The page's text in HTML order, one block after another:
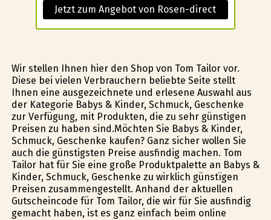
Jetzt zum Angebot von Rosen-direct
Wir stellen Ihnen hier den Shop von Tom Tailor vor.
Diese bei vielen Verbrauchern beliebte Seite stellt
Ihnen eine ausgezeichnete und erlesene Auswahl aus
der Kategorie Babys & Kinder, Schmuck, Geschenke
zur Verfügung, mit Produkten, die zu sehr günstigen
Preisen zu haben sind.Möchten Sie Babys & Kinder,
Schmuck, Geschenke kaufen? Ganz sicher wollen Sie
auch die günstigsten Preise ausfindig machen. Tom
Tailor hat für Sie eine große Produktpalette an Babys &
Kinder, Schmuck, Geschenke zu wirklich günstïgen
Preisen zusammengestellt. Anhand der aktuellen
Gutscheincode für Tom Tailor, die wir für Sie ausfindig
gemacht haben, ist es ganz einfach beim online